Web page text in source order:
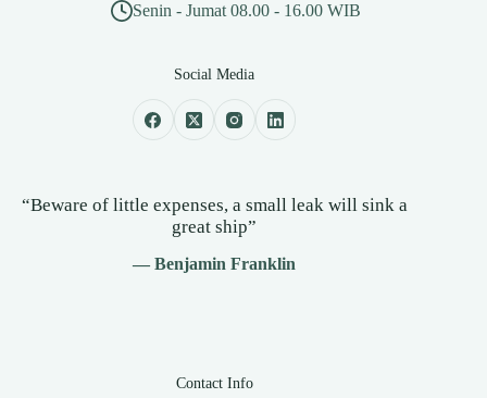
Senin - Jumat 08.00 - 16.00 WIB
Social Media
“Beware of little expenses, a small leak will sink a
great ship”
— Benjamin Franklin
Contact Info